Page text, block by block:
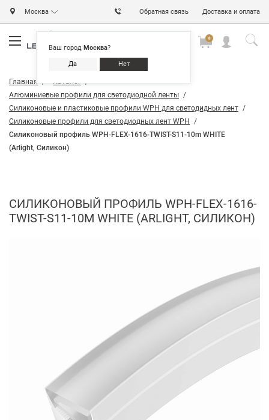
Москва
Ваш город Москва?
Да Нет
Обратная связь Доставка и оплата
0
Главная
Каталог
Алюминиевые профили для светодиодной ленты
Силиконовые и пластиковые профили WPH для светодидных лент
Силиконовые профили для светодиодных лент WPH
Силиконовый профиль WPH-FLEX-1616-TWIST-S11-10m WHITE
(Arlight, Силикон)
СИЛИКОНОВЫЙ ПРОФИЛЬ WPH-FLEX-1616-
TWIST-S11-10M WHITE (ARLIGHT, СИЛИКОН)